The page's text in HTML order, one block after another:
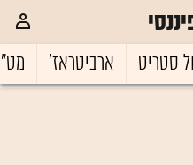
סטריט ארביטראז'